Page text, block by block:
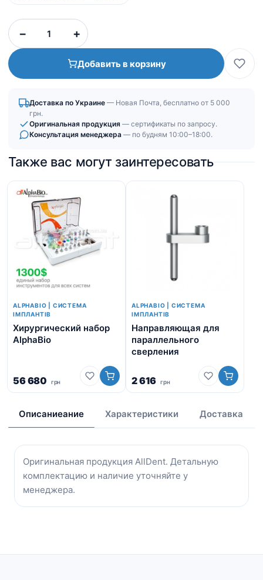
−
Количество
товара
под
+
Добавить в корзину
Доставка по Украине — Новая Почта, бесплатно от 5 000
грн.
Оригинальная продукция — сертификаты по запросу.
Консультация менеджера — по будням 10:00–18:00.
Также вас могут заинтересовать
ALPHABIO | СИСТЕМА
ІМПЛАНТІВ
Хирургический набор
AlphaBio
56 680 грн
ALPHABIO | СИСТЕМА
ІМПЛАНТІВ
Направляющая для
параллельного
сверления
2 616 грн
Описаниеание Характеристики Доставка
Оригинальная продукция AllDent. Детальную
комплектацию и наличие уточняйте у
менеджера.